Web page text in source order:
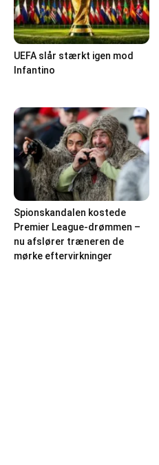
UEFA slår stærkt igen mod
Infantino
Spionskandalen kostede
Premier League-drømmen –
nu afslører træneren de
mørke eftervirkninger